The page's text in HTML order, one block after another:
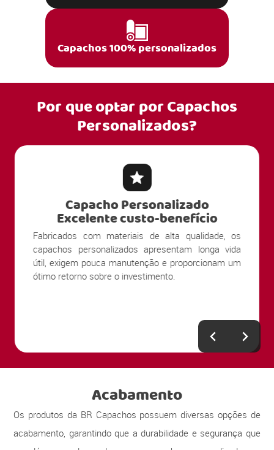
Capachos 100% personalizados
Por que optar porCapachos
Personalizados?
Capacho Personalizado
Excelente custo-benefício
Fabricados com materiais de alta qualidade, os
capachos personalizados apresentam longa vida
útil, exigem pouca manutenção e proporcionam um
ótimo retorno sobre o investimento.
Acabamento
Os produtos da BR Capachos possuem diversas opções de
acabamento, garantindo que a durabilidade e segurança que